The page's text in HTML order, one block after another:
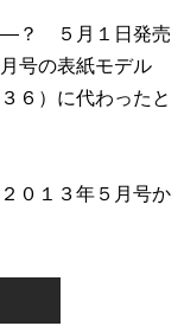
？ ５月１日発売
号の表紙モデル
６）に代わったと
０１３年５月号か